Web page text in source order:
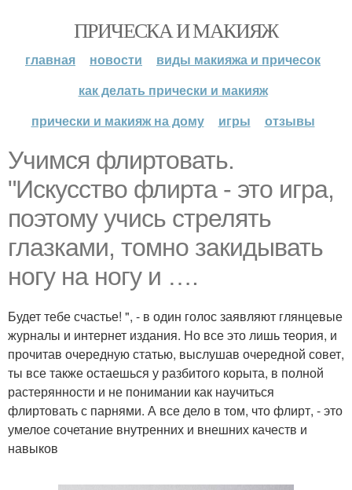
ПРИЧЕСКА И МАКИЯЖ
главная новости
виды макияжа и причесок
как делать прически и макияж
прически и макияж на дому
игры отзывы
Учимся флиртовать.
"Искусство флирта - это игра,
поэтому учись стрелять
глазками, томно закидывать
ногу на ногу и ….
Будет тебе счастье! ", - в один голос заявляют глянцевые
журналы и интернет издания. Но все это лишь теория, и
прочитав очередную статью, выслушав очередной совет,
ты все также остаешься у разбитого корыта, в полной
растерянности и не понимании как научиться
флиртовать с парнями. А все дело в том, что флирт, - это
умелое сочетание внутренних и внешних качеств и
навыков